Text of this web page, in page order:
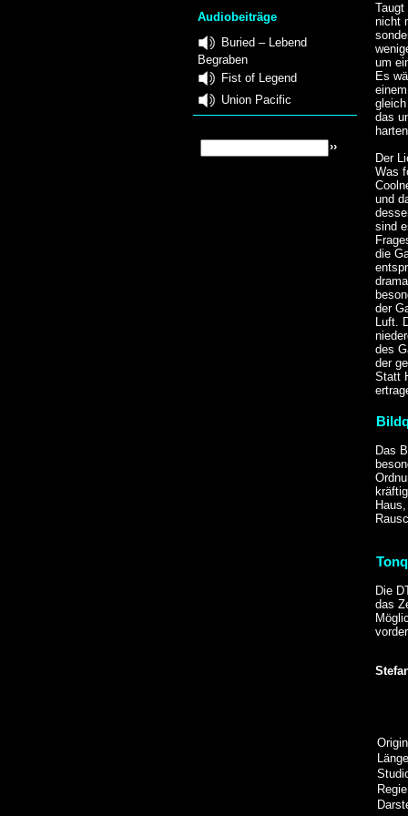
Audiobeiträge
Buried – Lebend
Begraben
Fist of Legend
Union Pacific
nicht
um
Es
das
Der
Was
und
sind
die
der
Luft.
des
der
Statt
Das
Die
das
Regie